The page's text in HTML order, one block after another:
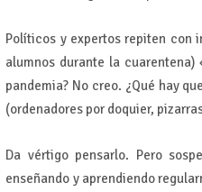
Políticos y expertos repiten con
alumnos durante la cuarentena)
pandemia? No creo. ¿Qué hay
(ordenadores por doquier,
Da vértigo pensarlo. Pero
enseñando y aprendiendo